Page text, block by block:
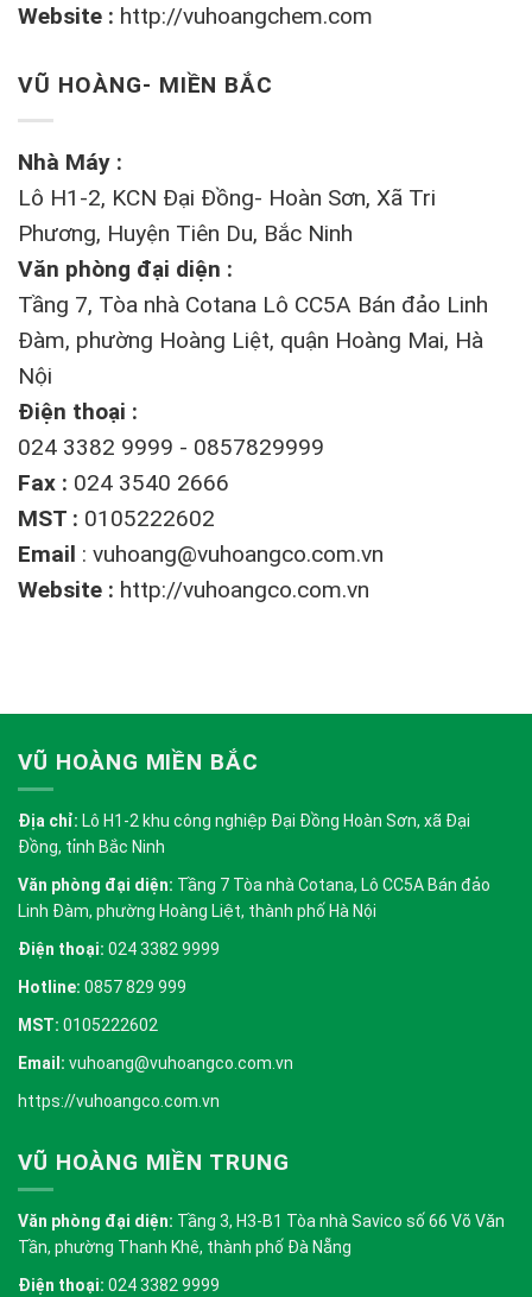
Website : http://vuhoangchem.com
VŨ HOÀNG- MIỀN BẮC
Nhà Máy :
Lô H1-2, KCN Đại Đồng- Hoàn Sơn, Xã Tri
Phương, Huyện Tiên Du, Bắc Ninh
Văn phòng đại diện :
Tầng 7, Tòa nhà Cotana Lô CC5A Bán đảo Linh
Đàm, phường Hoàng Liệt, quận Hoàng Mai, Hà
Nội
Điện thoại :
024 3382 9999 - 0857829999
Fax : 024 3540 2666
MST : 0105222602
Email : vuhoang@vuhoangco.com.vn
Website : http://vuhoangco.com.vn
VŨ HOÀNG MIỀN BẮC
Địa chỉ: Lô H1-2 khu công nghiệp Đại Đồng Hoàn Sơn, xã Đại
Đồng, tỉnh Bắc Ninh
Văn phòng đại diện: Tầng 7 Tòa nhà Cotana, Lô CC5A Bán đảo
Linh Đàm, phường Hoàng Liệt, thành phố Hà Nội
Điện thoại: 024 3382 9999
Hotline: 0857 829 999
MST: 0105222602
Email: vuhoang@vuhoangco.com.vn
https://vuhoangco.com.vn
VŨ HOÀNG MIỀN TRUNG
Văn phòng đại diện: Tầng 3, H3-B1 Tòa nhà Savico số 66 Võ Văn
Tần, phường Thanh Khê, thành phố Đà Nẵng
Điện thoại: 024 3382 9999